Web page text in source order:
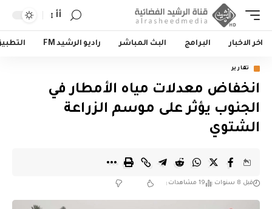
أأ
اخر الاخبار البرامج البث المباشر راديو الرشيد FM
تقارير
انخفاض معدلات مياه الأمطار في
الجنوب يؤثر على موسم الزراعة
الشتوي
قبل 8 سنوات 19 مشاهدات